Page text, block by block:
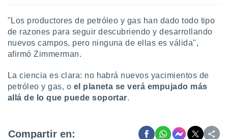
"Los productores de petróleo y gas han dado todo tipo
de razones para seguir descubriendo y desarrollando
nuevos campos, pero ninguna de ellas es válida",
afirmó Zimmerman.
La ciencia es clara: no habrá nuevos yacimientos de
petróleo y gas, o el planeta se verá empujado más
allá de lo que puede soportar.
Compartir en: